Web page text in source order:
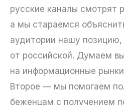
русские каналы смотрят
а мы стараемся
аудитории нашу
от российской. Думаем
на информационные
Второе — мы помогаем
беженцам с получением